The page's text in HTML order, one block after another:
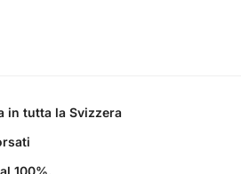
in tutta la Svizzera
100%.